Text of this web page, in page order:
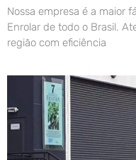
Nossa empresa é a maior
Enrolar de todo o Brasil.
região com eficiência